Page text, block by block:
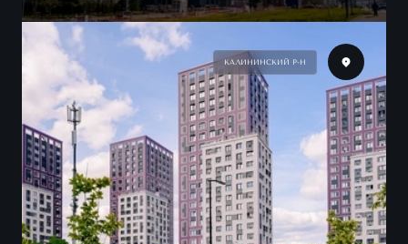
КАЛИНИНСКИЙ Р-Н